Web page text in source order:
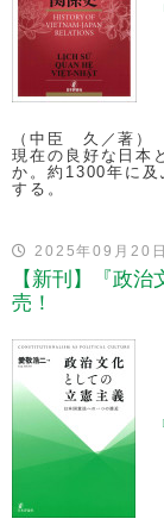
（中臣 久／著）
現在の良好な日本
か。約1300年に及
する。
2025年09月20日
【新刊】『政
売！